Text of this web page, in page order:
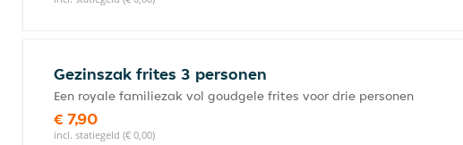
Gezinszak frites 3 personen
Een royale familiezak vol goudgele frites voor drie personen
€ 7,90
incl. statiegeld (€ 0,00)